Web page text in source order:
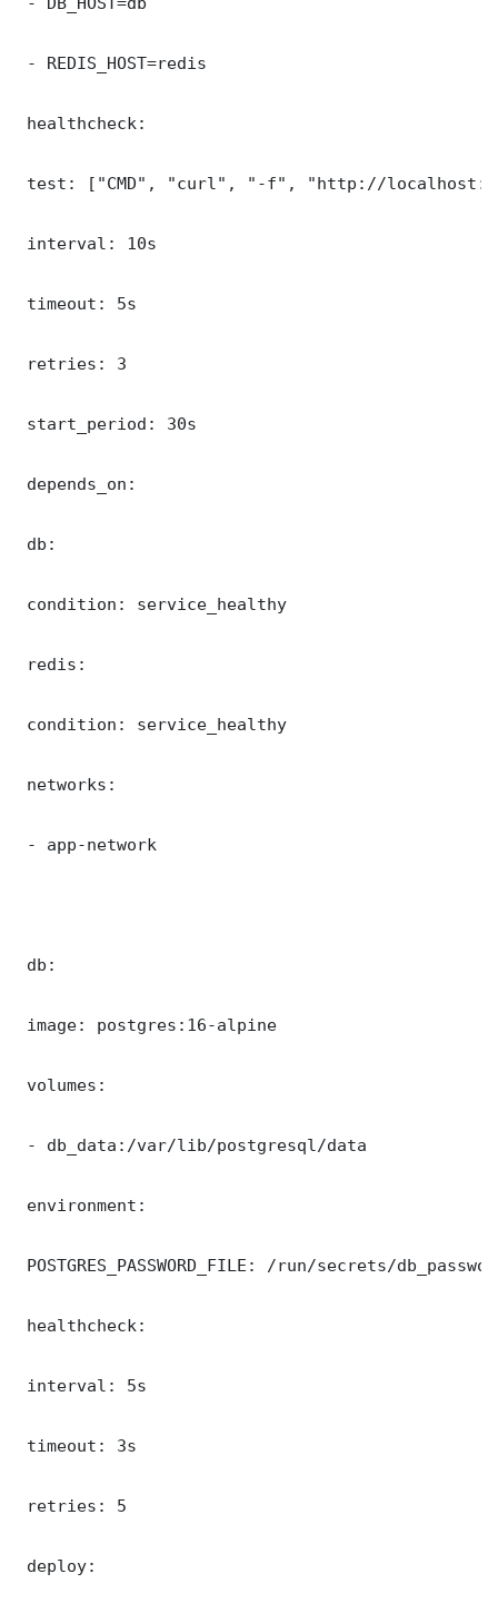
- REDIS_HOST=redis
healthcheck:
test: ["CMD", "curl", "-f", "http://
interval: 10s
timeout: 5s
retries: 3
start_period: 30s
depends_on:
db:
condition: service_healthy
redis:
condition: service_healthy
networks:
- app-network
db:
image: postgres:16-alpine
volumes:
- db_data:/var/lib/postgresql/data
environment:
POSTGRES_PASSWORD_FILE: /run/secrets/
healthcheck:
interval: 5s
timeout: 3s
retries: 5
deploy: